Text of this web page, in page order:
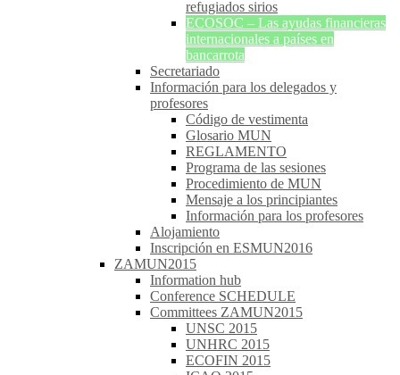
refugiados sirios
ECOSOC – Las ayudas financieras
internacionales a países en
bancarrota
Secretariado
Información para los delegados y
profesores
Código de vestimenta
Glosario MUN
REGLAMENTO
Programa de las sesiones
Procedimiento de MUN
Mensaje a los principiantes
Información para los profesores
Alojamiento
Inscripción en ESMUN2016
ZAMUN2015
Information hub
Conference SCHEDULE
Committees ZAMUN2015
UNSC 2015
UNHRC 2015
ECOFIN 2015